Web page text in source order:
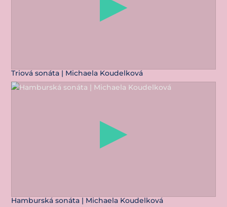
Triová sonáta | Michaela Koudelková
Hamburská sonáta | Michaela Koudelková